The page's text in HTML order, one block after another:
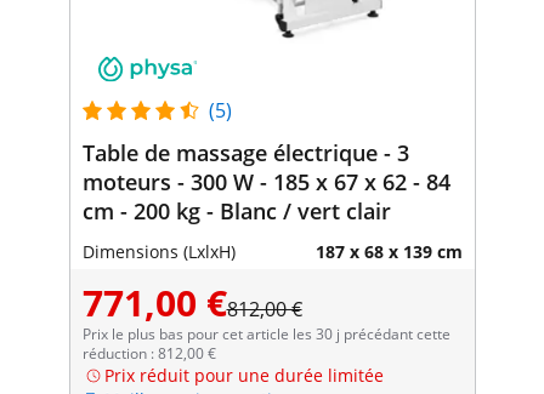
(5)
Table de massage électrique - 3
moteurs - 300 W - 185 x 67 x 62 - 84
cm - 200 kg - Blanc / vert clair
Dimensions (LxlxH) 187 x 68 x 139 cm
771,00 €812,00 €
Prix le plus bas pour cet article les 30 j précédant cette
réduction : 812,00 €
Prix réduit pour une durée limitée